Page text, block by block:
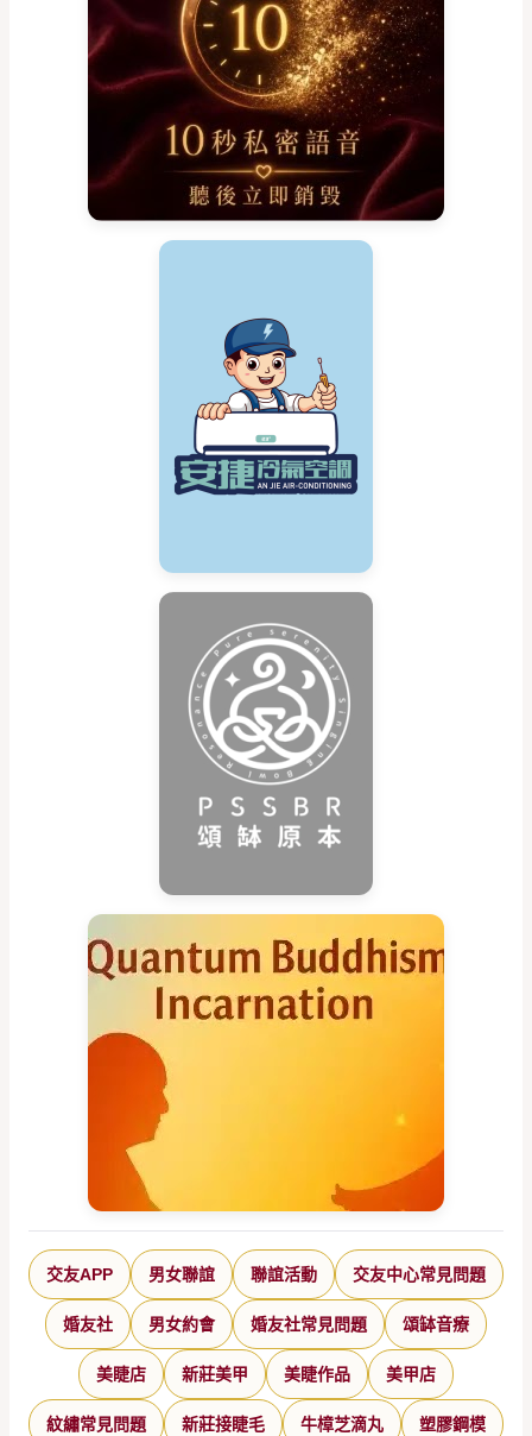
交友APP 男女聯誼 聯誼活動 交友中心常見問題
婚友社 男女約會 婚友社常見問題 頌缽音療
美睫店 新莊美甲 美睫作品 美甲店
紋繡常見問題 新莊接睫毛 牛樟芝滴丸 塑膠鋼模